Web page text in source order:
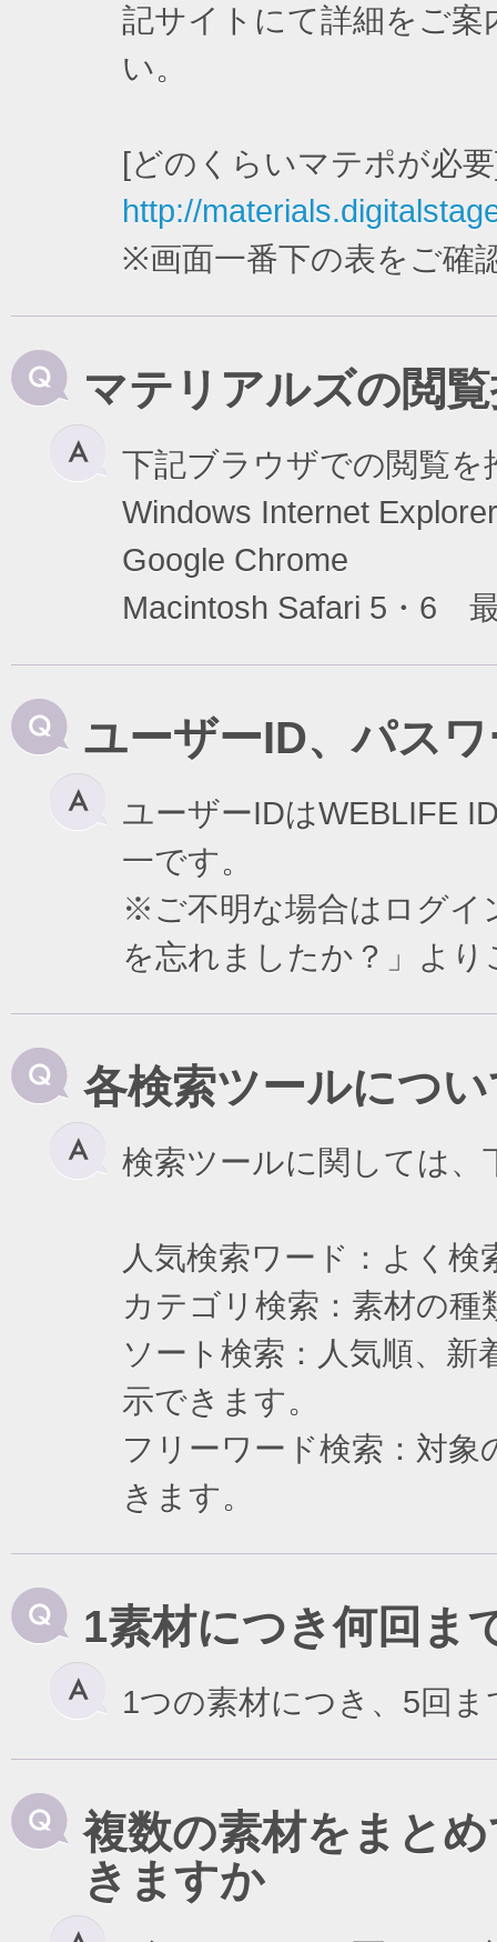
記サイトにて詳細をご
い。
[どのくらいマテポが必
http://
※画面一番下の表をご確
マテリアルズの閲
下記ブラウザでの閲覧を
Windows Internet
Google Chrome
Macintosh Safari 5・6
ユーザーID、パス
ユーザーIDはWEBLIFE
一です。
※ご不明な場合はログイ
を忘れましたか？」よ
各検索ツールにつ
検索ツールに関しては
人気検索ワード：よく
カテゴリ検索：素材の
ソート検索：人気順、
示できます。
フリーワード検索：対
きます。
1素材につき何回ま
1つの素材につき、5回
複数の素材をまと
きますか